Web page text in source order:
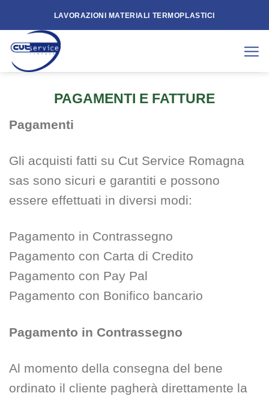
content
LAVORAZIONI MATERIALI TERMOPLASTICI
PAGAMENTI E FATTURE
Pagamenti
Gli acquisti fatti su Cut Service Romagna
sas sono sicuri e garantiti e possono
essere effettuati in diversi modi:
Pagamento in Contrassegno
Pagamento con Carta di Credito
Pagamento con Pay Pal
Pagamento con Bonifico bancario
Pagamento in Contrassegno
Al momento della consegna del bene
ordinato il cliente pagherà direttamente la